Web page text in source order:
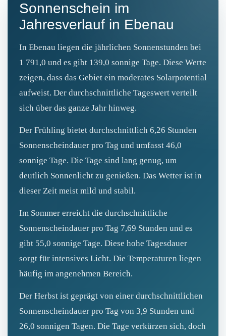
Sonnenschein im
Jahresverlauf in Ebenau
In Ebenau liegen die jährlichen Sonnenstunden bei
1 791,0 und es gibt 139,0 sonnige Tage. Diese Werte
zeigen, dass das Gebiet ein moderates Solarpotential
aufweist. Der durchschnittliche Tageswert verteilt
sich über das ganze Jahr hinweg.
Der Frühling bietet durchschnittlich 6,26 Stunden
Sonnenscheindauer pro Tag und umfasst 46,0
sonnige Tage. Die Tage sind lang genug, um
deutlich Sonnenlicht zu genießen. Das Wetter ist in
dieser Zeit meist mild und stabil.
Im Sommer erreicht die durchschnittliche
Sonnenscheindauer pro Tag 7,69 Stunden und es
gibt 55,0 sonnige Tage. Diese hohe Tagesdauer
sorgt für intensives Licht. Die Temperaturen liegen
häufig im angenehmen Bereich.
Der Herbst ist geprägt von einer durchschnittlichen
Sonnenscheindauer pro Tag von 3,9 Stunden und
26,0 sonnigen Tagen. Die Tage verkürzen sich, doch